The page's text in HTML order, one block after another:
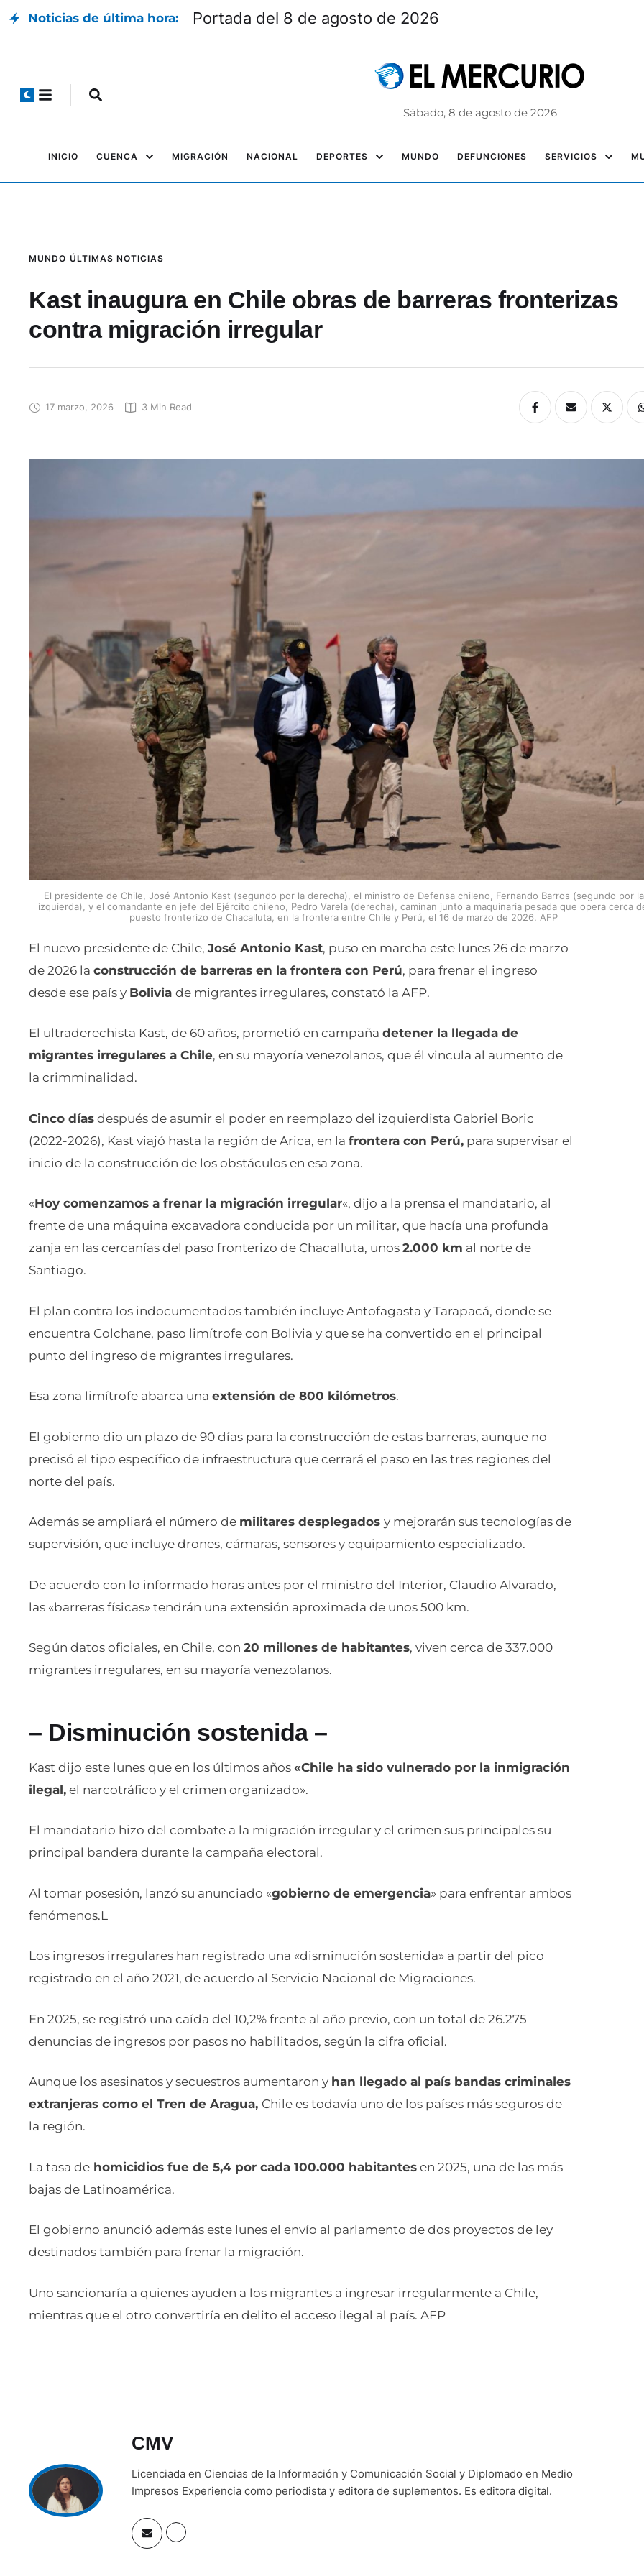
Noticias de última hora: Portada del 8 de agosto de 2026
Sábado, 8 de agosto de 2026
INICIO CUENCA MIGRACIÓN NACIONAL DEPORTES MUNDO DEFUNCIONES SERVICIOS
MUNDO ÚLTIMAS NOTICIAS
Kast inaugura en Chile obras de barreras fronterizas
contra migración irregular
17 marzo, 2026 3 Min Read
El presidente de Chile, José Antonio Kast (segundo por la derecha), el ministro de Defensa chileno, Fernando Barros (segundo por la
izquierda), y el comandante en jefe del Ejército chileno, Pedro Varela (derecha), caminan junto a maquinaria pesada que opera cerca
puesto fronterizo de Chacalluta, en la frontera entre Chile y Perú, el 16 de marzo de 2026. AFP
El nuevo presidente de Chile, José Antonio Kast, puso en marcha este lunes 26 de marzo
de 2026 la construcción de barreras en la frontera con Perú, para frenar el ingreso
desde ese país y Bolivia de migrantes irregulares, constató la AFP.
El ultraderechista Kast, de 60 años, prometió en campaña detener la llegada de
migrantes irregulares a Chile, en su mayoría venezolanos, que él vincula al aumento de
la crimminalidad.
Cinco días después de asumir el poder en reemplazo del izquierdista Gabriel Boric
(2022-2026), Kast viajó hasta la región de Arica, en la frontera con Perú, para supervisar el
inicio de la construcción de los obstáculos en esa zona.
«Hoy comenzamos a frenar la migración irregular«, dijo a la prensa el mandatario, al
frente de una máquina excavadora conducida por un militar, que hacía una profunda
zanja en las cercanías del paso fronterizo de Chacalluta, unos 2.000 km al norte de
Santiago.
El plan contra los indocumentados también incluye Antofagasta y Tarapacá, donde se
encuentra Colchane, paso limítrofe con Bolivia y que se ha convertido en el principal
punto del ingreso de migrantes irregulares.
Esa zona limítrofe abarca una extensión de 800 kilómetros.
El gobierno dio un plazo de 90 días para la construcción de estas barreras, aunque no
precisó el tipo específico de infraestructura que cerrará el paso en las tres regiones del
norte del país.
Además se ampliará el número de militares desplegados y mejorarán sus tecnologías de
supervisión, que incluye drones, cámaras, sensores y equipamiento especializado.
De acuerdo con lo informado horas antes por el ministro del Interior, Claudio Alvarado,
las «barreras físicas» tendrán una extensión aproximada de unos 500 km.
Según datos oficiales, en Chile, con 20 millones de habitantes, viven cerca de 337.000
migrantes irregulares, en su mayoría venezolanos.
– Disminución sostenida –
Kast dijo este lunes que en los últimos años «Chile ha sido vulnerado por la inmigración
ilegal, el narcotráfico y el crimen organizado».
El mandatario hizo del combate a la migración irregular y el crimen sus principales su
principal bandera durante la campaña electoral.
Al tomar posesión, lanzó su anunciado «gobierno de emergencia» para enfrentar ambos
fenómenos.L
Los ingresos irregulares han registrado una «disminución sostenida» a partir del pico
registrado en el año 2021, de acuerdo al Servicio Nacional de Migraciones.
En 2025, se registró una caída del 10,2% frente al año previo, con un total de 26.275
denuncias de ingresos por pasos no habilitados, según la cifra oficial.
Aunque los asesinatos y secuestros aumentaron y han llegado al país bandas criminales
extranjeras como el Tren de Aragua, Chile es todavía uno de los países más seguros de
la región.
La tasa de homicidios fue de 5,4 por cada 100.000 habitantes en 2025, una de las más
bajas de Latinoamérica.
El gobierno anunció además este lunes el envío al parlamento de dos proyectos de ley
destinados también para frenar la migración.
Uno sancionaría a quienes ayuden a los migrantes a ingresar irregularmente a Chile,
mientras que el otro convertiría en delito el acceso ilegal al país. AFP
CMV
Licenciada en Ciencias de la Información y Comunicación Social y Diplomado en Medio
Impresos Experiencia como periodista y editora de suplementos. Es editora digital.